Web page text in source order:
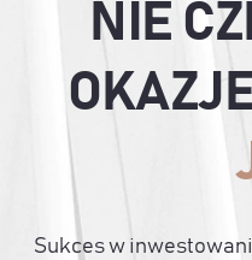
NIE
Sukces w